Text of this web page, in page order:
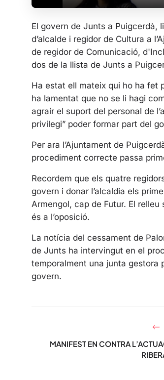
P
a
y
El govern de Junts a Puigcerdà,
d’alcalde i regidor de Cultura a
de regidor de Comunicació,
dos de la llista de Junts a
Ha estat ell mateix qui ho ha fet
ha lamentat que no se li hagi
agrair el suport del personal de
privilegi” poder formar part del
Per ara l’Ajuntament de
procediment correcte passa
Recordem que els quatre
govern i donar l’alcaldia els
Armengol, cap de Futur. El relleu
és a l’oposició.
La notícia del cessament de
de Junts ha intervingut en el
temporalment una junta gestora
govern.
MANIFEST EN CONTRA